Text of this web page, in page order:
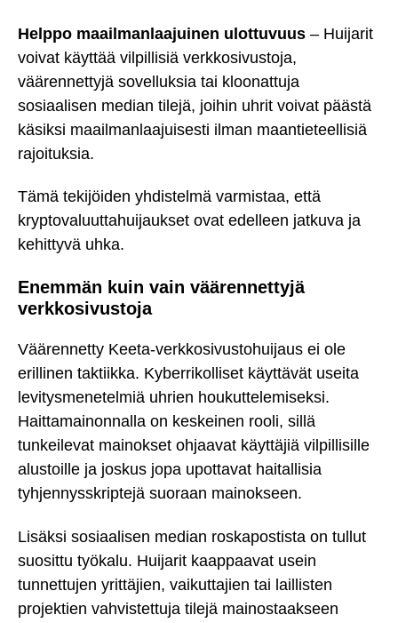
Helppo maailmanlaajuinen ulottuvuus – Huijarit
voivat käyttää vilpillisiä verkkosivustoja,
väärennettyjä sovelluksia tai kloonattuja
sosiaalisen median tilejä, joihin uhrit voivat päästä
käsiksi maailmanlaajuisesti ilman maantieteellisiä
rajoituksia.
Tämä tekijöiden yhdistelmä varmistaa, että
kryptovaluuttahuijaukset ovat edelleen jatkuva ja
kehittyvä uhka.
Enemmän kuin vain väärennettyjä
verkkosivustoja
Väärennetty Keeta-verkkosivustohuijaus ei ole
erillinen taktiikka. Kyberrikolliset käyttävät useita
levitysmenetelmiä uhrien houkuttelemiseksi.
Haittamainonnalla on keskeinen rooli, sillä
tunkeilevat mainokset ohjaavat käyttäjiä vilpillisille
alustoille ja joskus jopa upottavat haitallisia
tyhjennysskriptejä suoraan mainokseen.
Lisäksi sosiaalisen median roskapostista on tullut
suosittu työkalu. Huijarit kaappaavat usein
tunnettujen yrittäjien, vaikuttajien tai laillisten
projektien vahvistettuja tilejä mainostaakseen